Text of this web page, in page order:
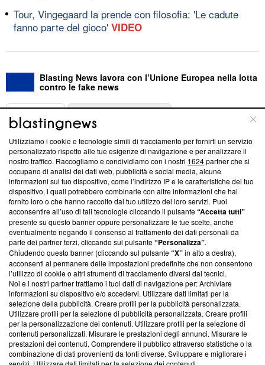
Tour, Vingegaard la prende con filosofia: 'Le cadute
fanno parte del gioco' VIDEO
Blasting News lavora con l’Unione Europea nella lotta
contro le fake news
ABOUT
Questa sezione offre informazioni trasparenti su Blasting
News, sui nostri processi editoriali e su come ci impegniamo a
creare news di qualità. Inoltre, afferma la nostra aderenza a
‘Trust Project - News with Integrity’Blasting News non è
ancora membro del programma, ma ha richiesto di farne
parte; Trust Project non ha ancora effettuato una verifica di
conformità agli standard.
Su di noi
Team editoriale
Corporate
Redazione
Informativa Privacy
Cookie Policy
Utilizziamo i cookie e tecnologie simili di tracciamento per fornirti un servizio
personalizzato rispetto alle tue esigenze di navigazione e per analizzare il
nostro traffico. Raccogliamo e condividiamo con i nostri 1624partner che si
occupano di analisi dei dati web, pubblicità e social media, alcune
informazioni sul tuo dispositivo, come l’indirizzo IP e le caratteristiche del tuo
dispositivo, i quali potrebbero combinarle con altre informazioni che hai
fornito loro o che hanno raccolto dal tuo utilizzo dei loro servizi. Puoi
acconsentire all’uso di tali tecnologie cliccando il pulsante“Accetta tutti”
presente su questo banner oppure personalizzare le tue scelte, anche
eventualmente negando il consenso al trattamento dei dati personali da
parte dei partner terzi, cliccando sul pulsante“Personalizza”.
Chiudendo questo banner (cliccando sul pulsante“X”in alto a destra),
acconsenti al permanere delle impostazioni predefinite che non consentono
l’utilizzo di cookie o altri strumenti di tracciamento diversi dai tecnici.
Noi e i nostri partner trattiamo i tuoi dati di navigazione per: Archiviare
informazioni su dispositivo e/o accedervi. Utilizzare dati limitati per la
selezione della pubblicità. Creare profili per la pubblicità personalizzata.
Utilizzare profili per la selezione di pubblicità personalizzata. Creare profili
per la personalizzazione dei contenuti. Utilizzare profili per la selezione di
contenuti personalizzati. Misurare le prestazioni degli annunci. Misurare le
prestazioni dei contenuti. Comprendere il pubblico attraverso statistiche o la
combinazione di dati provenienti da fonti diverse. Sviluppare e migliorare i